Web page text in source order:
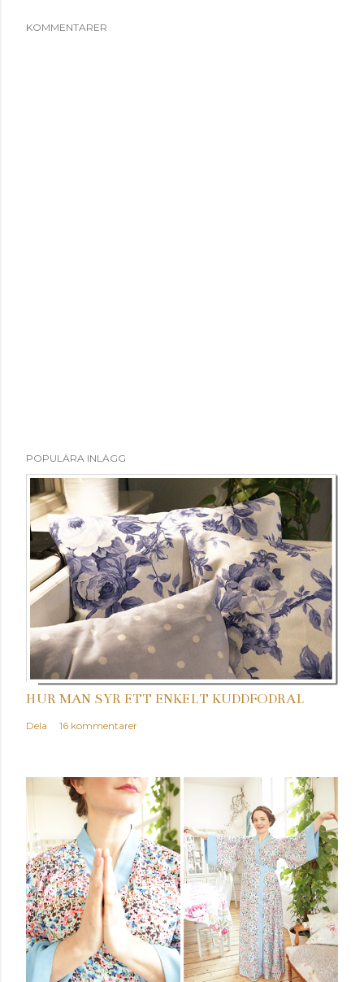
KOMMENTARER
POPULÄRA INLÄGG
HUR MAN SYR ETT ENKELT KUDDFODRAL
Dela 16 kommentarer